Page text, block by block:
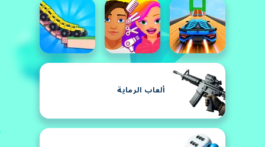
ألعاب الرماية